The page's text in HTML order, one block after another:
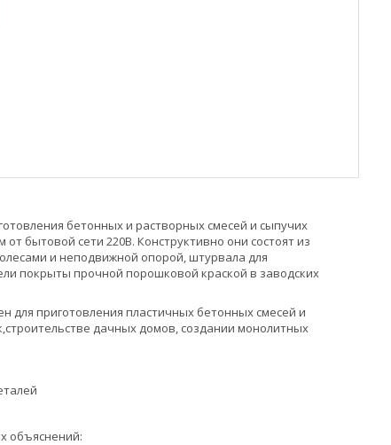
бетонных и растворных смесей и сыпучих
бытовой сети 220В. Конструктивно они состоят из
и неподвижной опорой, штурвала для
покрыты прочной порошковой краской в заводских
для приготовления пластичных бетонных смесей и
дачных домов, создании монолитных
объяснений: